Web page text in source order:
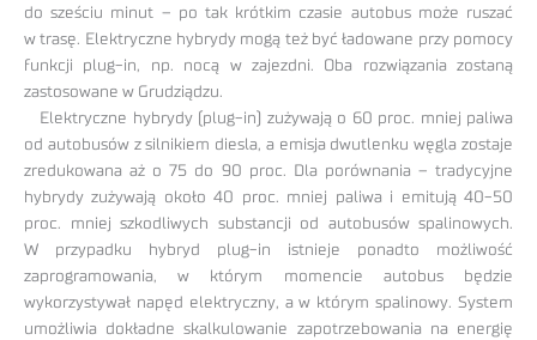
do sześciu minut – po tak krótkim czasie autobus może ruszać
w trasę. Elektryczne hybrydy mogą też być ładowane przy pomocy
funkcji plug-in, np. nocą w zajezdni. Oba rozwiązania zostaną
zastosowane w Grudziądzu.
Elektryczne hybrydy (plug-in) zużywają o 60 proc. mniej paliwa
od autobusów z silnikiem diesla, a emisja dwutlenku węgla zostaje
zredukowana aż o 75 do 90 proc. Dla porównania – tradycyjne
hybrydy zużywają około 40 proc. mniej paliwa i emitują 40-50
proc. mniej szkodliwych substancji od autobusów spalinowych.
W przypadku hybryd plug-in istnieje ponadto możliwość
zaprogramowania, w którym momencie autobus będzie
wykorzystywał napęd elektryczny, a w którym spalinowy. System
umożliwia dokładne skalkulowanie zapotrzebowania na energię